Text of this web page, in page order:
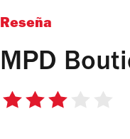
Reseña
MPD
3